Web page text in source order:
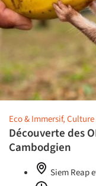
Eco & Immersif,
Découverte des
Cambodgien
Siem Reap